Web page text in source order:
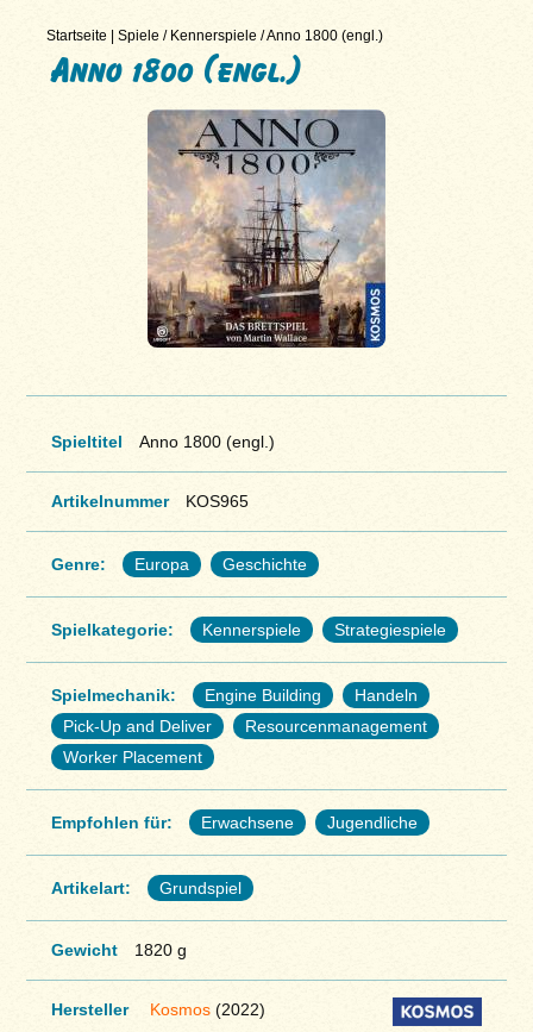
Startseite |Spiele / Kennerspiele /Anno 1800 (engl.)
Anno 1800 (engl.)
Spieltitel Anno 1800 (engl.)
Artikelnummer KOS965
Genre: Europa Geschichte
Spielkategorie: Kennerspiele Strategiespiele
Spielmechanik: Engine Building
Handeln
Pick-Up and Deliver
Resourcenmanagement
Worker Placement
Empfohlen für: Erwachsene Jugendliche
Artikelart: Grundspiel
Gewicht 1820 g
Hersteller Kosmos(2022)